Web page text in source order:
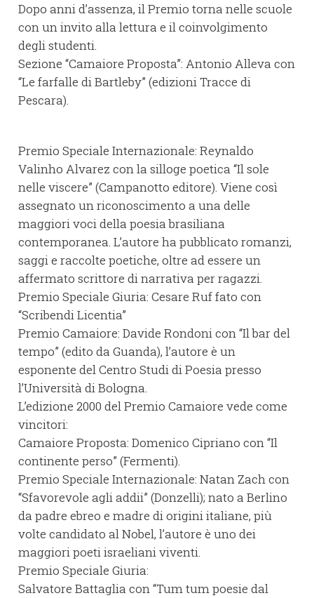
Dopo anni d’assenza, il Premio torna nelle scuole
con un invito alla lettura e il coinvolgimento
degli studenti.
Sezione “Camaiore Proposta”: Antonio Alleva con
“Le farfalle di Bartleby” (edizioni Tracce di
Pescara).
Premio Speciale Internazionale: Reynaldo
Valinho Alvarez con la silloge poetica “Il sole
nelle viscere” (Campanotto editore). Viene così
assegnato un riconoscimento a una delle
maggiori voci della poesia brasiliana
contemporanea. L’autore ha pubblicato romanzi,
saggi e raccolte poetiche, oltre ad essere un
affermato scrittore di narrativa per ragazzi.
Premio Speciale Giuria: Cesare Ruf fato con
“Scribendi Licentia”
Premio Camaiore: Davide Rondoni con “Il bar del
tempo” (edito da Guanda), l’autore è un
esponente del Centro Studi di Poesia presso
l’Università di Bologna.
L’edizione 2000 del Premio Camaiore vede come
vincitori:
Camaiore Proposta: Domenico Cipriano con “Il
continente perso” (Fermenti).
Premio Speciale Internazionale: Natan Zach con
“Sfavorevole agli addii” (Donzelli); nato a Berlino
da padre ebreo e madre di origini italiane, più
volte candidato al Nobel, l’autore è uno dei
maggiori poeti israeliani viventi.
Premio Speciale Giuria:
Salvatore Battaglia con “Tum tum poesie dal